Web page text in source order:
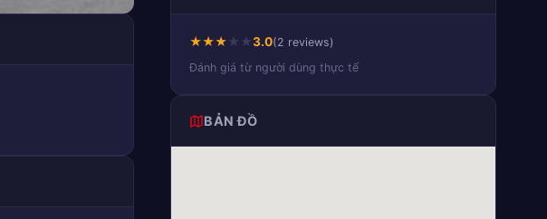
★★★★ ★3.0(2 reviews)
Đánh giá từ người dùng thực tế
BẢN ĐỒ